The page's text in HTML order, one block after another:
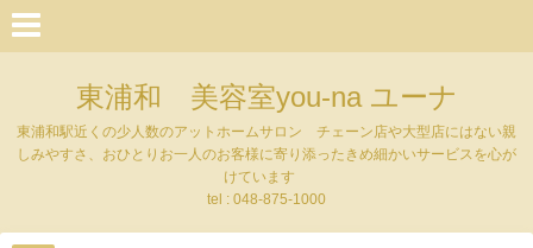
東浦和 美容室you-na ユーナ
東浦和駅近くの少人数のアットホームサロン チェーン店や大型店にはない親
しみやすさ、おひとりお一人のお客様に寄り添ったきめ細かいサービスを心が
けています
tel : 048-875-1000